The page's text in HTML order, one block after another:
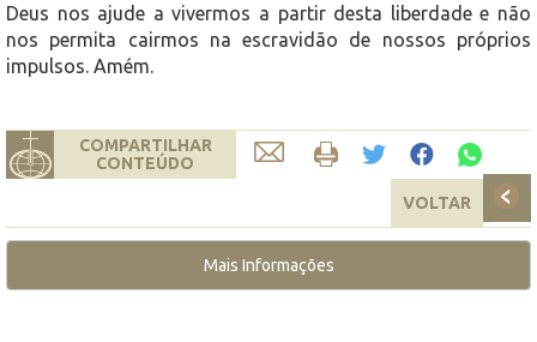
Deus nos ajude a vivermos a partir desta liberdade e não
nos permita cairmos na escravidão de nossos próprios
impulsos. Amém.
COMPARTILHAR
CONTEÚDO
VOLTAR
Mais Informações